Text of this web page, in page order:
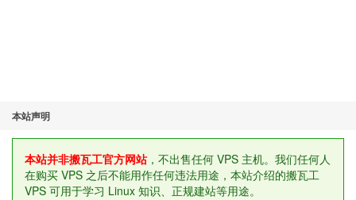
本站声明
本站并非搬瓦工官方网站，不出售任何 VPS 主机。我们任何人
在购买 VPS 之后不能用作任何违法用途，本站介绍的搬瓦工
VPS 可用于学习 Linux 知识、正规建站等用途。